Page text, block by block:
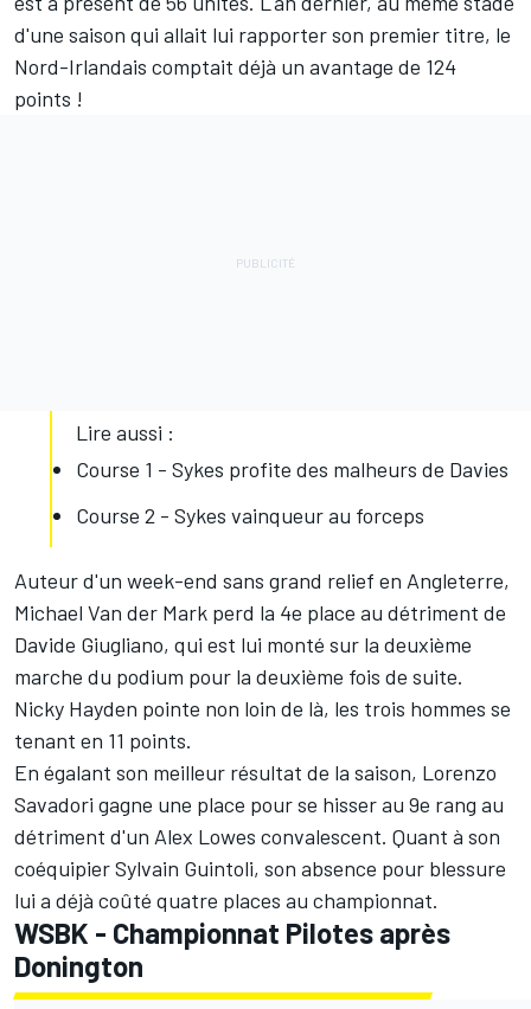
d'une saison qui allait lui rapporter son premier titre, le
Nord-Irlandais comptait déjà un avantage de 124
points !
Lire aussi :
Course 1 - Sykes profite des malheurs de Davies
Course 2 - Sykes vainqueur au forceps
Auteur d'un week-end sans grand relief en Angleterre,
Michael Van der Mark perd la 4e place au détriment de
Davide Giugliano, qui est lui monté sur la deuxième
marche du podium pour la deuxième fois de suite.
Nicky Hayden pointe non loin de là, les trois hommes se
tenant en 11 points.
En égalant son meilleur résultat de la saison, Lorenzo
Savadori gagne une place pour se hisser au 9e rang au
détriment d'un Alex Lowes convalescent. Quant à son
coéquipier Sylvain Guintoli, son absence pour blessure
lui a déjà coûté quatre places au championnat.
WSBK - Championnat Pilotes après
Donington